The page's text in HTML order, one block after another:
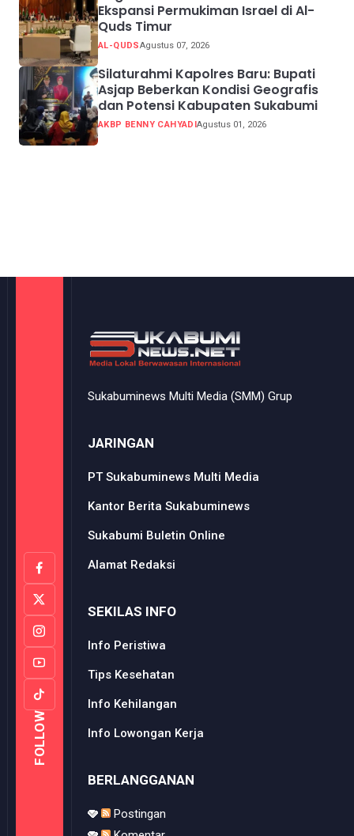
Ekspansi Permukiman Israel di Al-
Quds Timur
AL-QUDSAgustus 07, 2026
Silaturahmi Kapolres Baru: Bupati
Asjap Beberkan Kondisi Geografis
dan Potensi Kabupaten Sukabumi
AKBP BENNY CAHYADIAgustus 01, 2026
FOLLOW
Sukabuminews Multi Media (SMM) Grup
JARINGAN
PT Sukabuminews Multi Media
Kantor Berita Sukabuminews
Sukabumi Buletin Online
Alamat Redaksi
SEKILAS INFO
Info Peristiwa
Tips Kesehatan
Info Kehilangan
Info Lowongan Kerja
BERLANGGANAN
Postingan